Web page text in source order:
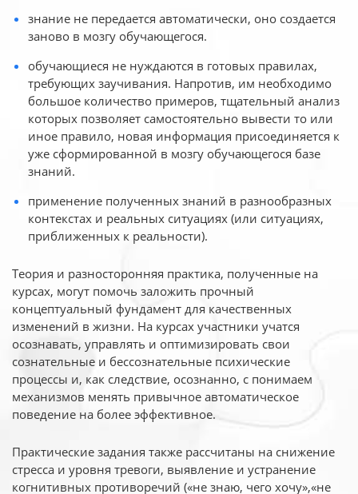
знание не передается автоматически, оно создается
заново в мозгу обучающегося.
обучающиеся не нуждаются в готовых правилах,
требующих заучивания. Напротив, им необходимо
большое количество примеров, тщательный анализ
которых позволяет самостоятельно вывести то или
иное правило, новая информация присоединяется к
уже сформированной в мозгу обучающегося базе
знаний.
применение полученных знаний в разнообразных
контекстах и реальных ситуациях (или ситуациях,
приближенных к реальности).
Теория и разносторонняя практика, полученные на
курсах, могут помочь заложить прочный
концептуальный фундамент для качественных
изменений в жизни. На курсах участники учатся
осознавать, управлять и оптимизировать свои
сознательные и бессознательные психические
процессы и, как следствие, осознанно, с понимаем
механизмов менять привычное автоматическое
поведение на более эффективное.
Практические задания также рассчитаны на снижение
стресса и уровня тревоги, выявление и устранение
когнитивных противоречий («не знаю, чего хочу»,«не